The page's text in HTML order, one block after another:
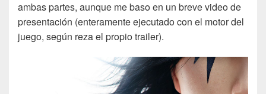
ambas partes, aunque me baso en un breve video de
presentación (enteramente ejecutado con el motor del
juego, según reza el propio trailer).